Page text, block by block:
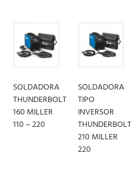
SOLDADORA
THUNDERBOLT
160 MILLER
110 – 220
SOLDADORA
TIPO
INVERSOR
THUNDERBOLT
210 MILLER
220